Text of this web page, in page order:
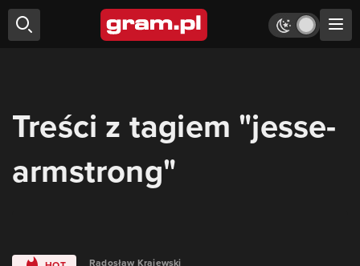
Treści z tagiem "jesse-
armstrong"
Radosław Krajewski